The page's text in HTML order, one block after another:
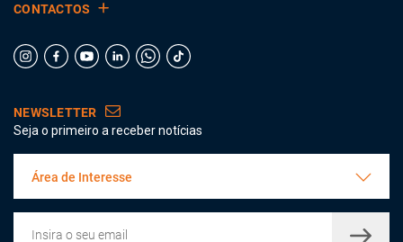
CONTACTOS
NEWSLETTER
Seja o primeiro a receber notícias
Área de Interesse